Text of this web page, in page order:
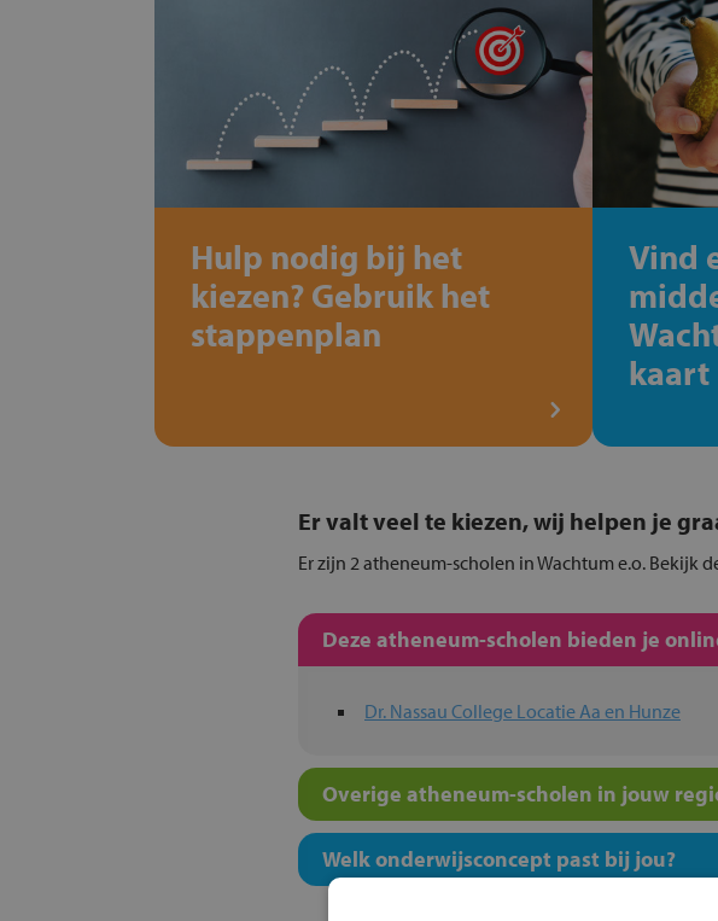
Hulp nodig bij het
kiezen? Gebruik het
stappenplan
Vind
kaart
Er valt veel te kiezen, wij helpen je
Er zijn 2 atheneum-scholen in Wachtum e.o. Bekijk
Deze atheneum-scholen bieden je
Dr. Nassau College Locatie Aa en Hunze
Overige atheneum-scholen in jouw
Welk onderwijsconcept past bij jou?